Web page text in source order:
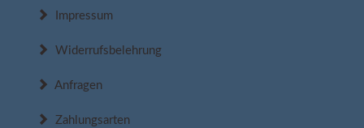
Impressum
Widerrufsbelehrung
Anfragen
Zahlungsarten